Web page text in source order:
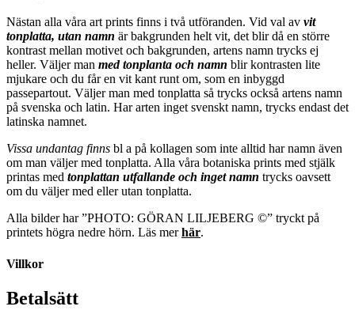
Nästan alla våra art prints finns i två utföranden. Vid val av vit
tonplatta, utan namn är bakgrunden helt vit, det blir då en större
kontrast mellan motivet och bakgrunden, artens namn trycks ej
heller. Väljer man med tonplanta och namn blir kontrasten lite
mjukare och du får en vit kant runt om, som en inbyggd
passepartout. Väljer man med tonplatta så trycks också artens namn
på svenska och latin. Har arten inget svenskt namn, trycks endast det
latinska namnet.
Vissa undantag finns bl a på kollagen som inte alltid har namn även
om man väljer med tonplatta. Alla våra botaniska prints med stjälk
printas med tonplattan utfallande och inget namn trycks oavsett
om du väljer med eller utan tonplatta.
Alla bilder har ”PHOTO: GÖRAN LILJEBERG ©” tryckt på
printets högra nedre hörn. Läs merhär.
Villkor
Betalsätt